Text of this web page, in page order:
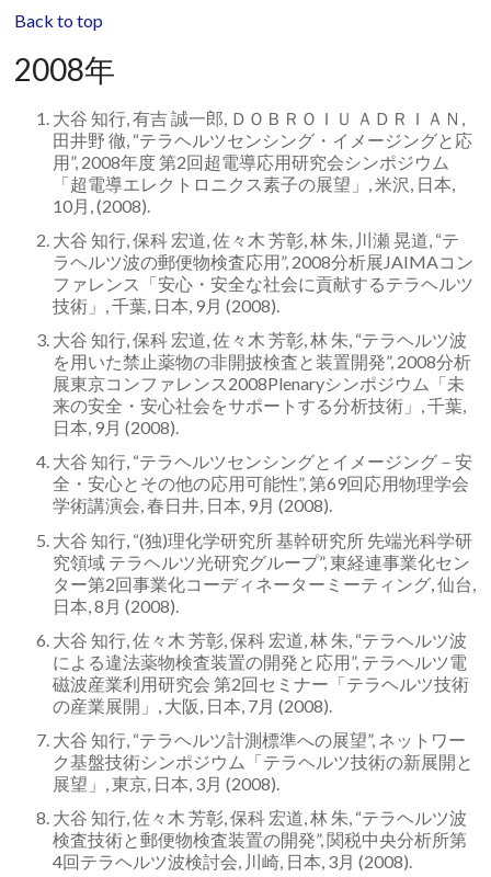
Back to top
2008年
大谷 知行, 有吉 誠一郎, ＤＯＢＲＯＩＵ ＡＤＲＩＡＮ,
田井野 徹, “テラヘルツセンシング・イメージングと応
用”, 2008年度 第2回超電導応用研究会シンポジウム
「超電導エレクトロニクス素子の展望」, 米沢, 日本,
10月, (2008).
大谷 知行, 保科 宏道, 佐々木 芳彰, 林 朱, 川瀬 晃道, “テ
ラヘルツ波の郵便物検査応用”, 2008分析展JAIMAコン
ファレンス「安心・安全な社会に貢献するテラヘルツ
技術」, 千葉, 日本, 9月 (2008).
大谷 知行, 保科 宏道, 佐々木 芳彰, 林 朱, “テラヘルツ波
を用いた禁止薬物の非開披検査と装置開発”, 2008分析
展東京コンファレンス2008Plenaryシンポジウム「未
来の安全・安心社会をサポートする分析技術」, 千葉,
日本, 9月 (2008).
大谷 知行, “テラヘルツセンシングとイメージング－安
全・安心とその他の応用可能性”, 第69回応用物理学会
学術講演会, 春日井, 日本, 9月 (2008).
大谷 知行, “(独)理化学研究所 基幹研究所 先端光科学研
究領域 テラヘルツ光研究グループ”, 東経連事業化セン
ター第2回事業化コーディネーターミーティング, 仙台,
日本, 8月 (2008).
大谷 知行, 佐々木 芳彰, 保科 宏道, 林 朱, “テラヘルツ波
による違法薬物検査装置の開発と応用”, テラヘルツ電
磁波産業利用研究会 第2回セミナー「テラヘルツ技術
の産業展開」, 大阪, 日本, 7月 (2008).
大谷 知行, “テラヘルツ計測標準への展望”, ネットワー
ク基盤技術シンポジウム「テラヘルツ技術の新展開と
展望」, 東京, 日本, 3月 (2008).
大谷 知行, 佐々木 芳彰, 保科 宏道, 林 朱, “テラヘルツ波
検査技術と郵便物検査装置の開発”, 関税中央分析所第
4回テラヘルツ波検討会, 川崎, 日本, 3月 (2008).